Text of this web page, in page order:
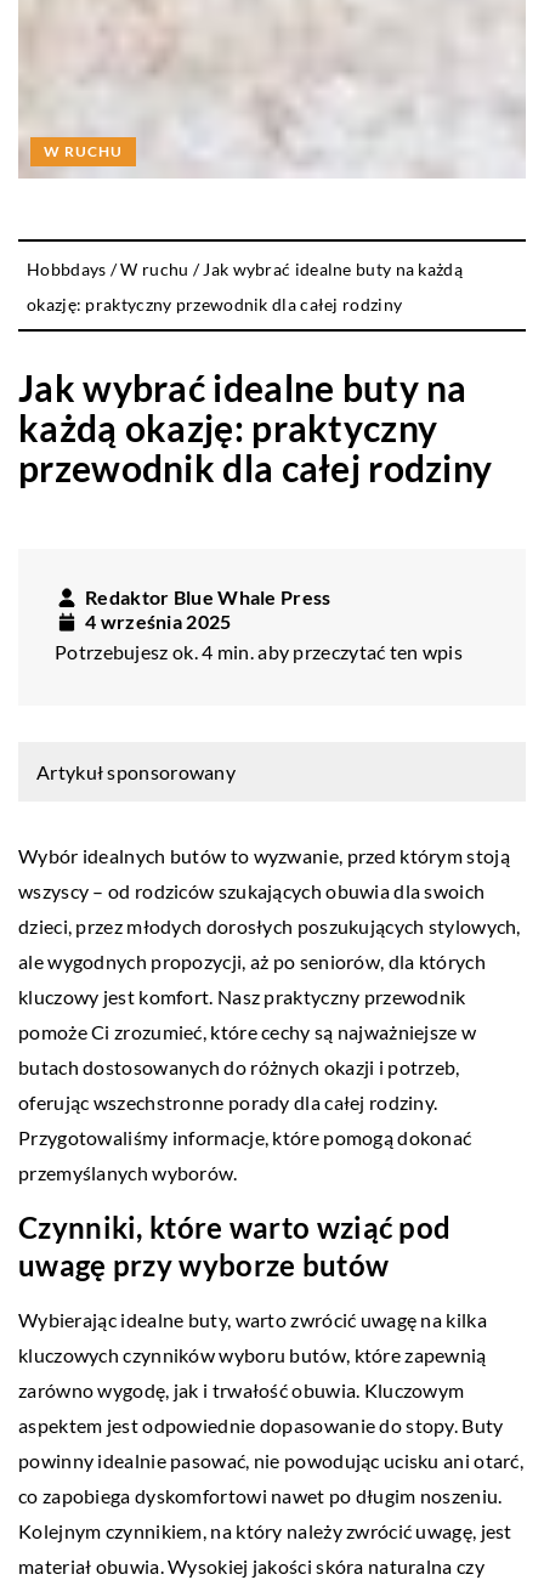
W RUCHU
Hobbdays /W ruchu / Jak wybrać idealne buty na każdą
okazję: praktyczny przewodnik dla całej rodziny
Jak wybrać idealne buty na
każdą okazję: praktyczny
przewodnik dla całej rodziny
Redaktor Blue Whale Press
4 września 2025
Potrzebujesz ok. 4 min. aby przeczytać ten wpis
Artykuł sponsorowany
Wybór idealnych butów to wyzwanie, przed którym stoją
wszyscy – od rodziców szukających obuwia dla swoich
dzieci, przez młodych dorosłych poszukujących stylowych,
ale wygodnych propozycji, aż po seniorów, dla których
kluczowy jest komfort. Nasz praktyczny przewodnik
pomoże Ci zrozumieć, które cechy są najważniejsze w
butach dostosowanych do różnych okazji i potrzeb,
oferując wszechstronne porady dla całej rodziny.
Przygotowaliśmy informacje, które pomogą dokonać
przemyślanych wyborów.
Czynniki, które warto wziąć pod
uwagę przy wyborze butów
Wybierając idealne buty, warto zwrócić uwagę na kilka
kluczowych czynników wyboru butów, które zapewnią
zarówno wygodę, jak i trwałość obuwia. Kluczowym
aspektem jest odpowiednie dopasowanie do stopy. Buty
powinny idealnie pasować, nie powodując ucisku ani otarć,
co zapobiega dyskomfortowi nawet po długim noszeniu.
Kolejnym czynnikiem, na który należy zwrócić uwagę, jest
materiał obuwia. Wysokiej jakości skóra naturalna czy